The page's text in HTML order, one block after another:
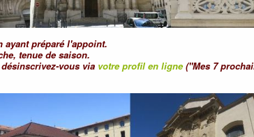
ayant préparé l'appoint.
tenue de saison.
vous via votre profil en ligne("Mes 7